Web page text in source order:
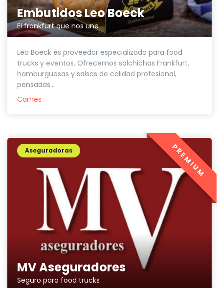
Embutidos Leo Boeck
El frankfurt que nos une
Leo Boeck es proveedor especializado para food
trucks y eventos. Ofrecemos salchichas Frankfurt,
hamburguesas y salsas de calidad profesional,
pensadas...
Carnes
MV Aseguradores
Seguro para food trucks
Aseguradoras PREMIUM